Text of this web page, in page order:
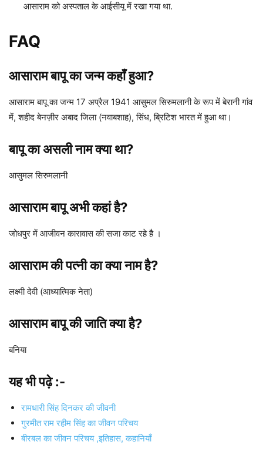
आसाराम को अस्पताल के आईसीयू में रखा गया था.
FAQ
आसाराम बापू का जन्म कहाँ हुआ?
आसाराम बापू का जन्म 17 अप्रैल 1941 आसुमल सिरुमलानी के रूप में बेरानी गांव
में, शहीद बेनज़ीर अबाद जिला (नवाबशाह), सिंध, ब्रिटिश भारत में हुआ था।
बापू का असली नाम क्या था?
आसुमल सिरुमलानी
आसाराम बापू अभी कहां है?
जोधपुर में आजीवन कारावास की सजा काट रहे है ।
आसाराम की पत्नी का क्या नाम है?
लक्ष्मी देवी (आध्यात्मिक नेता)
आसाराम बापू की जाति क्या है?
बनिया
यह भी पढ़े :-
रामधारी सिंह दिनकर की जीवनी
गुरमीत राम रहीम सिंह का जीवन परिचय
बीरबल का जीवन परिचय ,इतिहास, कहानियाँ